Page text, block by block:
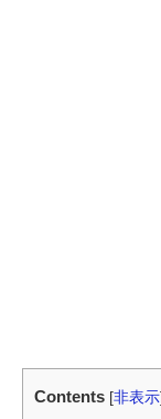
Contents [非表示]